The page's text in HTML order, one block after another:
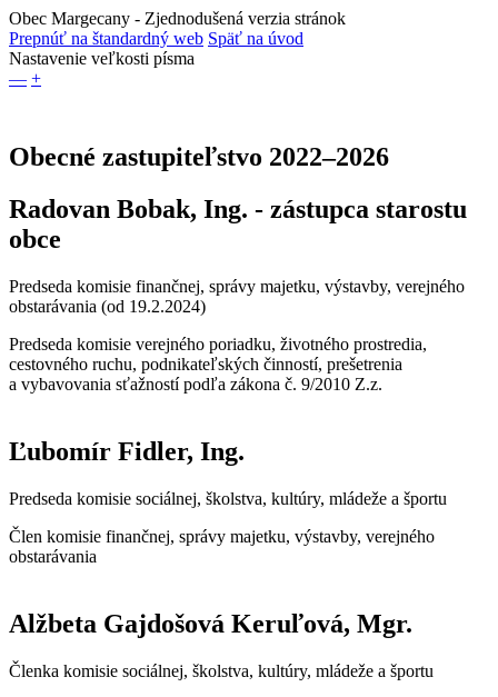
Obec Margecany - Zjednodušená verzia stránok
Prepnúť na štandardný web Späť na úvod
Nastavenie veľkosti písma
— +
Obecné zastupiteľstvo 2022–2026
Radovan Bobak, Ing. - zástupca starostu
obce
Predseda komisie finančnej, správy majetku, výstavby, verejného
obstarávania (od 19.2.2024)
Predseda komisie verejného poriadku, životného prostredia,
cestovného ruchu, podnikateľských činností, prešetrenia
a vybavovania sťažností podľa zákona č. 9/2010 Z.z.
Ľubomír Fidler, Ing.
Predseda komisie sociálnej, školstva, kultúry, mládeže a športu
Člen komisie finančnej, správy majetku, výstavby, verejného
obstarávania
Alžbeta Gajdošová Keruľová, Mgr.
Členka komisie sociálnej, školstva, kultúry, mládeže a športu